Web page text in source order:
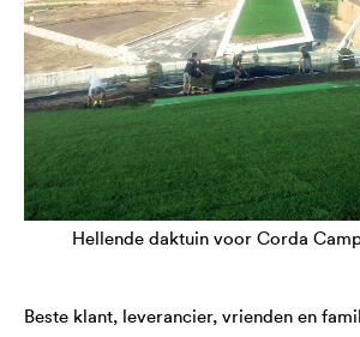
Hellende daktuin voor Corda
Beste klant, leverancier, vrienden en